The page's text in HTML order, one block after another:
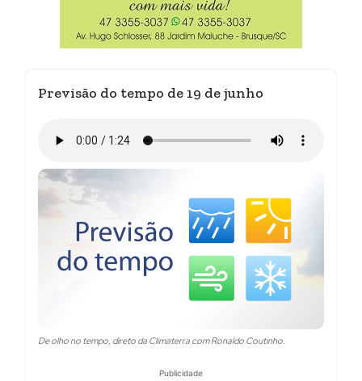
Previsão do tempo de 19 de junho
De olho no tempo, direto da Climaterra com Ronaldo Coutinho.
Publicidade